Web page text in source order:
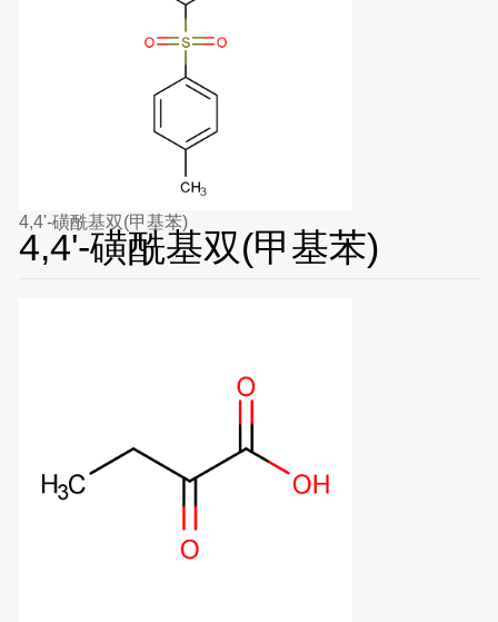
4,4'-磺酰基双(甲基苯)
4,4'-磺酰基双(甲基苯)